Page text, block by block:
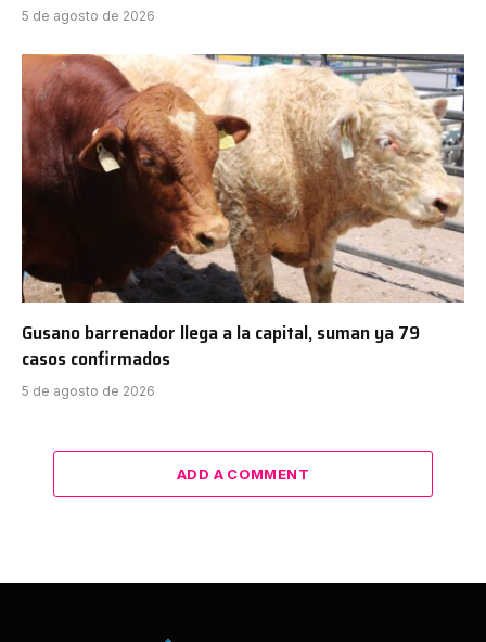
5 de agosto de 2026
Gusano barrenador llega a la capital, suman ya 79
casos confirmados
5 de agosto de 2026
ADD A COMMENT